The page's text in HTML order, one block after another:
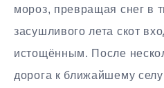
мороз, превращая снег в
засушливого лета скот
истощённым. После
дорога к ближайшему